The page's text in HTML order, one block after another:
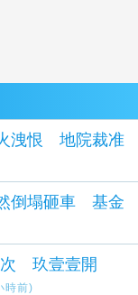
洩恨 地院裁准
倒塌砸車 基金
次 玖壹壹開
時前)